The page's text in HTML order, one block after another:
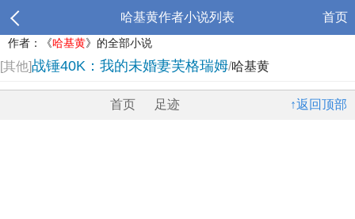
哈基黄作者小说列表 首页
作者：《哈基黄》的全部小说
[其他]战锤40K：我的未婚妻芙格瑞姆/哈基黄
↑返回顶部
首页 足迹